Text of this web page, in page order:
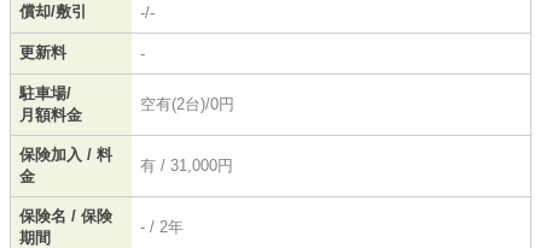
償却/敷引 -/-
更新料 -
駐車場/
月額料金
空有(2台)/0円
保険加入 / 料
金
有 / 31,000円
保険名 / 保険
期間
- / 2年